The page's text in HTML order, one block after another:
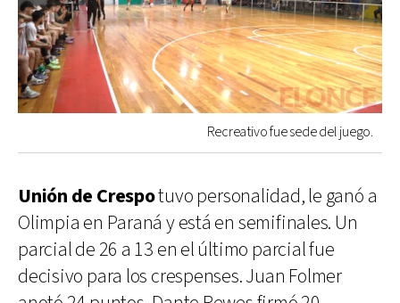
Recreativo fue sede del juego.
Unión de Crespotuvo personalidad, le ganó a
Olimpia en Paraná y está en semifinales. Un
parcial de 26 a 13 en el último parcial fue
decisivo para los crespenses. Juan Folmer